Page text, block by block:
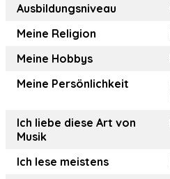
Ausbildungsniveau
Meine Religion
Meine Hobbys
Meine Persönlichkeit
Ich liebe diese Art von
Musik
Ich lese meistens